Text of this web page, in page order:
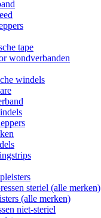
tape
wondverbanden
windels
steriel (alle merken)
(alle merken)
niet-steriel